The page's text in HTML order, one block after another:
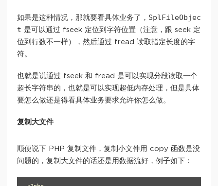
如果是这种情况，那就要看具体业务了， SplFileObjec
t 是可以通过 fseek 定位到字符位置（注意，跟 seek 定
位到行数不一样），然后通过 fread 读取指定长度的字
符。
也就是说通过 fseek 和 fread 是可以实现分段读取一个
超长字符串的，也就是可以实现超低内存处理，但是具体
要怎么做还是得看具体业务要求允许你怎么做。
复制大文件
顺便说下 PHP 复制文件，复制小文件用 copy 函数是没
问题的，复制大文件的话还是用数据流好，例子如下：